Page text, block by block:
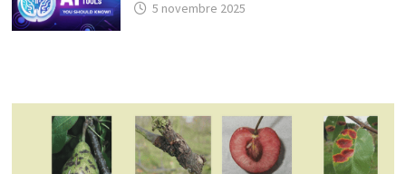
5 novembre 2025